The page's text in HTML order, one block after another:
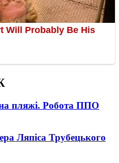
пляжі. Робота ППО
Ляпіса Трубецького